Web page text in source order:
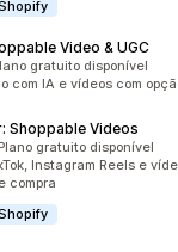
Video & UGC
ao todo
gratuito disponível
com IA e vídeos com
Shoppable Videos
ao todo
Plano gratuito disponível
Instagram Reels e
compra